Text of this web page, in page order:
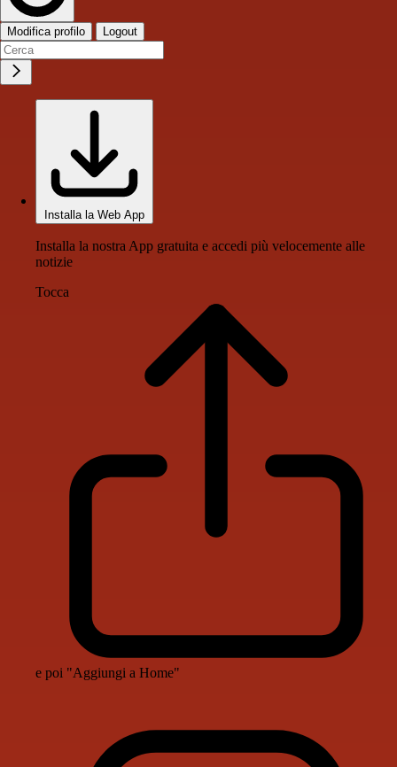
Modifica profilo Logout
Installa la Web App
Installa la nostra App gratuita e accedi più velocemente alle
notizie
Tocca
e poi "Aggiungi a Home"